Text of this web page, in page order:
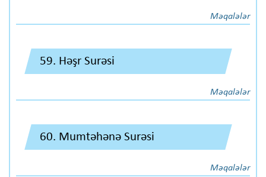
Məqalələr
59. Həşr Surəsi
Məqalələr
60. Mumtəhənə Surəsi
Məqalələr